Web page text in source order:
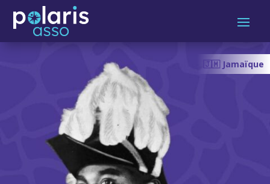
🇯🇲 Jamaïque